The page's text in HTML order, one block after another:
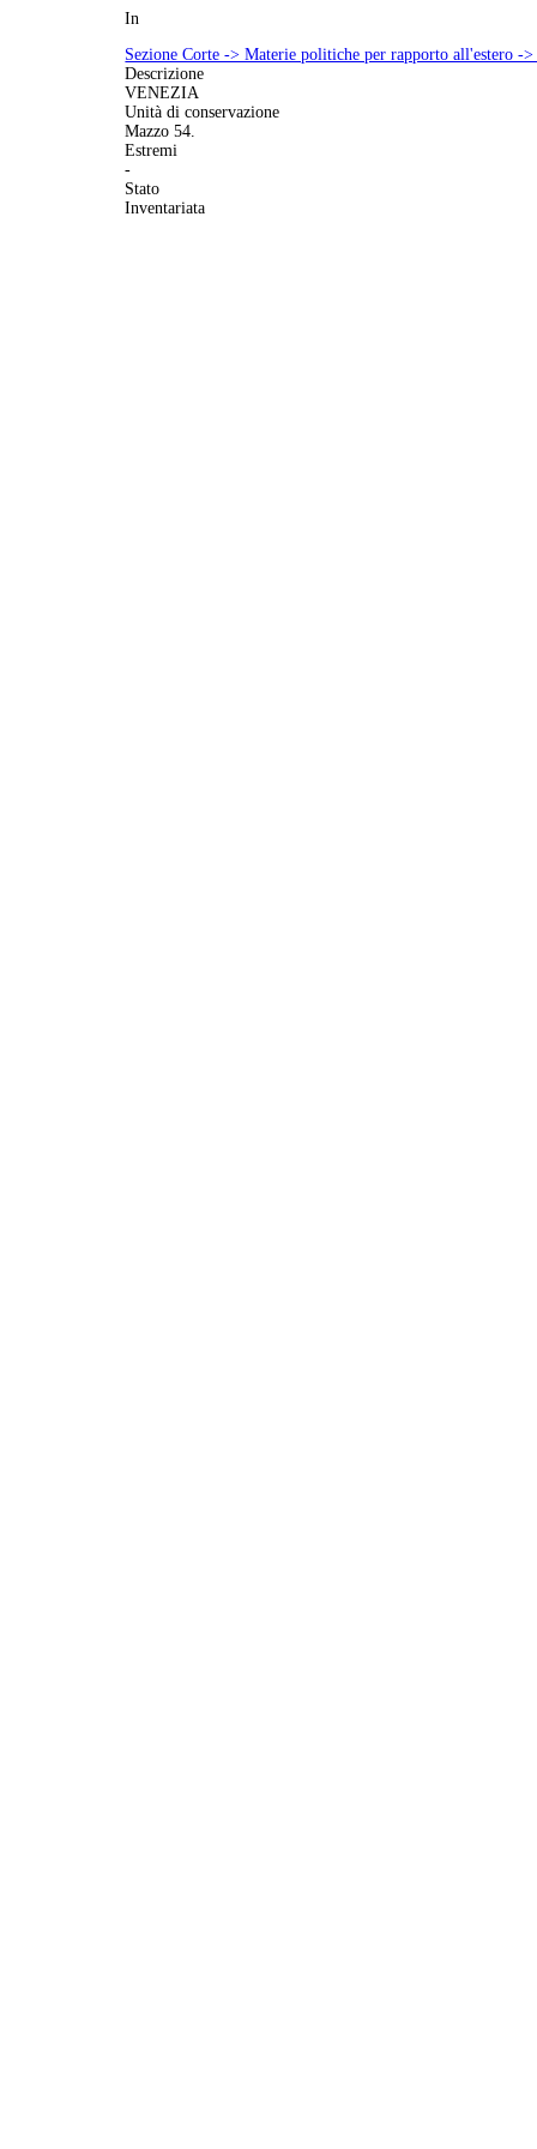
In
Sezione Corte -> Materie politiche per rapporto all'estero
Descrizione
VENEZIA
Unità di conservazione
Mazzo 54.
Estremi
-
Stato
Inventariata